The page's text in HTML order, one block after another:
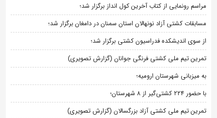
مراسم رونمایی از کتاب آخرین کول انداز برگزار شد؛
مسابقات کشتی آزاد نونهالان استان سمنان در دامغان برگزار شد؛
از سوی اندیشکده فدراسیون کشتی برگزار شد؛
تمرین تیم ملی کشتی فرنگی جوانان (گزارش تصویری)
به میزبانی شهرستان ارومیه؛
با حضور ۲۲۴ کشتی‌گیر از ۸ شهرستان؛
تمرین تیم ملی کشتی آزاد بزرگسالان (گزارش تصویری)